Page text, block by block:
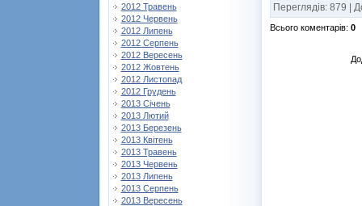
2012 Травень
2012 Червень
2012 Липень
2012 Серпень
2012 Вересень
2012 Жовтень
2012 Листопад
2012 Грудень
2013 Січень
2013 Лютий
2013 Березень
2013 Квітень
2013 Травень
2013 Червень
2013 Липень
2013 Серпень
2013 Вересень
Переглядів: 879 |
Всього коментарів: 0